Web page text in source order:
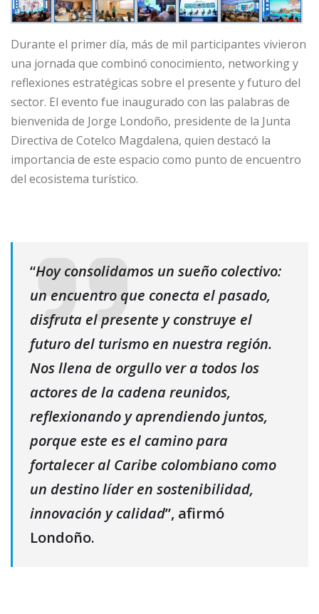
Durante el primer día, más de mil participantes vivieron
una jornada que combinó conocimiento, networking y
reflexiones estratégicas sobre el presente y futuro del
sector. El evento fue inaugurado con las palabras de
bienvenida de Jorge Londoño, presidente de la Junta
Directiva de Cotelco Magdalena, quien destacó la
importancia de este espacio como punto de encuentro
del ecosistema turístico.
“Hoy consolidamos un sueño colectivo:
un encuentro que conecta el pasado,
disfruta el presente y construye el
futuro del turismo en nuestra región.
Nos llena de orgullo ver a todos los
actores de la cadena reunidos,
reflexionando y aprendiendo juntos,
porque este es el camino para
fortalecer al Caribe colombiano como
un destino líder en sostenibilidad,
innovación y calidad”, afirmó
Londoño.